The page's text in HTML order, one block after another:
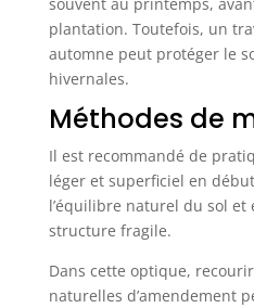
souvent au printemps,
plantation. Toutefois, un
automne peut protéger le
hivernales.
Méthodes de
Il est recommandé de
léger et superficiel en
l’équilibre naturel du sol et
structure fragile.
Dans cette optique,
naturelles d’amendement